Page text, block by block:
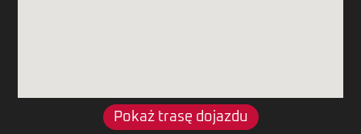
Pokaż trasę dojazdu